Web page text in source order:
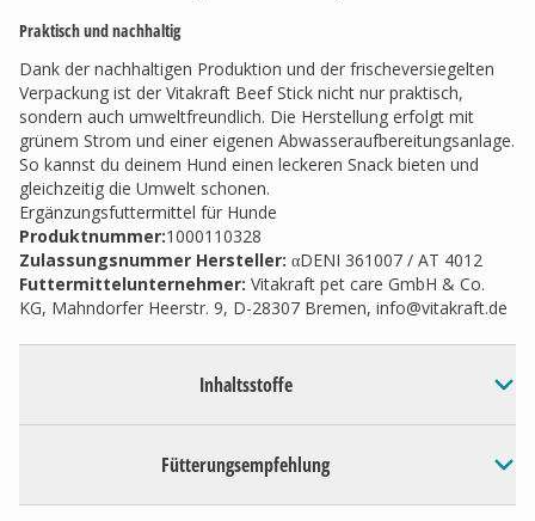
Praktisch und nachhaltig
Dank der nachhaltigen Produktion und der frischeversiegelten
Verpackung ist der Vitakraft Beef Stick nicht nur praktisch,
sondern auch umweltfreundlich. Die Herstellung erfolgt mit
grünem Strom und einer eigenen Abwasseraufbereitungsanlage.
So kannst du deinem Hund einen leckeren Snack bieten und
gleichzeitig die Umwelt schonen.
Ergänzungsfuttermittel für Hunde
Produktnummer:1000110328
Zulassungsnummer Hersteller: αDENI 361007 / AT 4012
Futtermittelunternehmer: Vitakraft pet care GmbH & Co.
KG, Mahndorfer Heerstr. 9, D-28307 Bremen, info@vitakraft.de
Inhaltsstoffe
Fütterungsempfehlung